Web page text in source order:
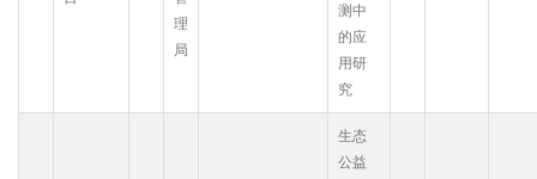
理
局
测中
的应
用研
究
生态
公益